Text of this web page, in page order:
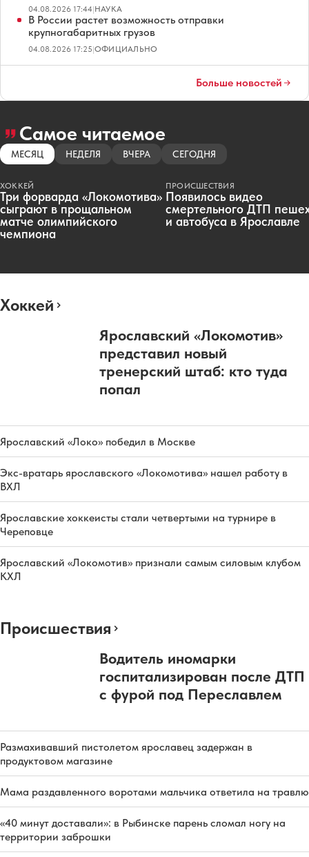
04.08.2026 17:44|НАУКА
В России растет возможность отправки
крупногабаритных грузов
04.08.2026 17:25|ОФИЦИАЛЬНО
Больше новостей
Самое читаемое
МЕСЯЦ НЕДЕЛЯ ВЧЕРА СЕГОДНЯ
ХОККЕЙ
Три форварда «Локомотива»
сыграют в прощальном
матче олимпийского
чемпиона
ПРОИСШЕСТВИЯ
Появилось видео
смертельного ДТП
и автобуса в Ярославле
Хоккей
Ярославский «Локомотив»
представил новый
тренерский штаб: кто туда
попал
Ярославский «Локо» победил в Москве
Экс-вратарь ярославского «Локомотива» нашел работу в
ВХЛ
Ярославские хоккеисты стали четвертыми на турнире в
Череповце
Ярославский «Локомотив» признали самым силовым клубом
КХЛ
Происшествия
Водитель иномарки
госпитализирован после ДТП
с фурой под Переславлем
Размахивавший пистолетом ярославец задержан в
продуктовом магазине
Мама раздавленного воротами мальчика ответила на травлю
«40 минут доставали»: в Рыбинске парень сломал ногу на
территории заброшки